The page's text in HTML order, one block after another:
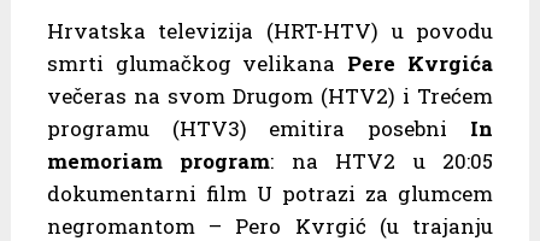
Hrvatska televizija (HRT-HTV) u povodu
smrti glumačkog velikana Pere Kvrgića
večeras na svom Drugom (HTV2) i Trećem
programu (HTV3) emitira posebni In
memoriam program: na HTV2 u 20:05
dokumentarni film U potrazi za glumcem
negromantom – Pero Kvrgić (u trajanju